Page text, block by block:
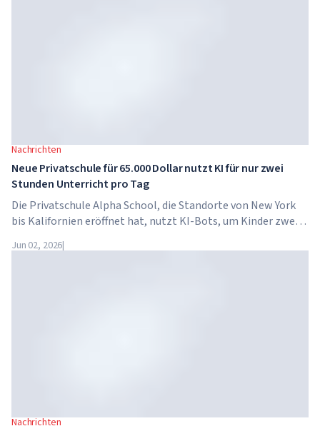
Nachrichten
Neue Privatschule für 65.000 Dollar nutzt KI für nur zwei
Stunden Unterricht pro Tag
Die Privatschule Alpha School, die Standorte von New York
bis Kalifornien eröffnet hat, nutzt KI-Bots, um Kinder zwei
Die Schule hat keine traditionellen Lehrer, keine
Jun 02, 2026|
Nachrichten